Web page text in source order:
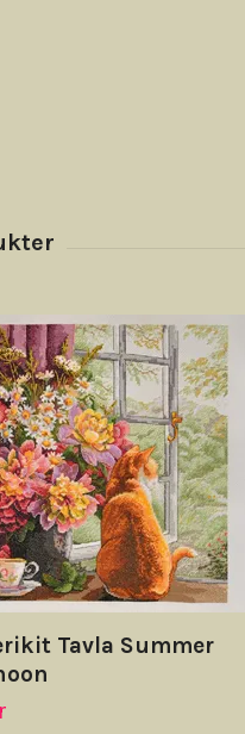
Tavla Summer